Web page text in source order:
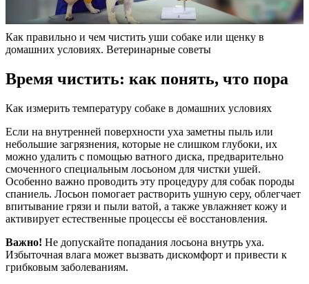
Как правильно и чем чистить уши собаке или щенку в
домашних условиях. Ветеринарные советы
Время чистить: как понять, что пора
Как измерить температуру собаке в домашних условиях
Если на внутренней поверхности уха заметны пыль или
небольшие загрязнения, которые не слишком глубоки, их
можно удалить с помощью ватного диска, предварительно
смоченного специальным лосьоном для чистки ушей.
Особенно важно проводить эту процедуру для собак породы
спаниель. Лосьон помогает растворить ушную серу, облегчает
впитывание грязи и пыли ватой, а также увлажняет кожу и
активирует естественные процессы её восстановления.
Важно! Не допускайте попадания лосьона внутрь уха.
Избыточная влага может вызвать дискомфорт и привести к
грибковым заболеваниям.